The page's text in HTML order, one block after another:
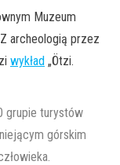
Muzeum
archeologią przez
wykład „Ötzi.
grupie turystów
górskim